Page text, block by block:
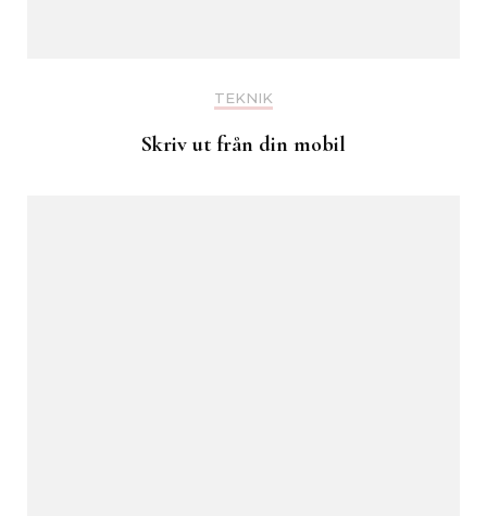
TEKNIK
Skriv ut från din mobil